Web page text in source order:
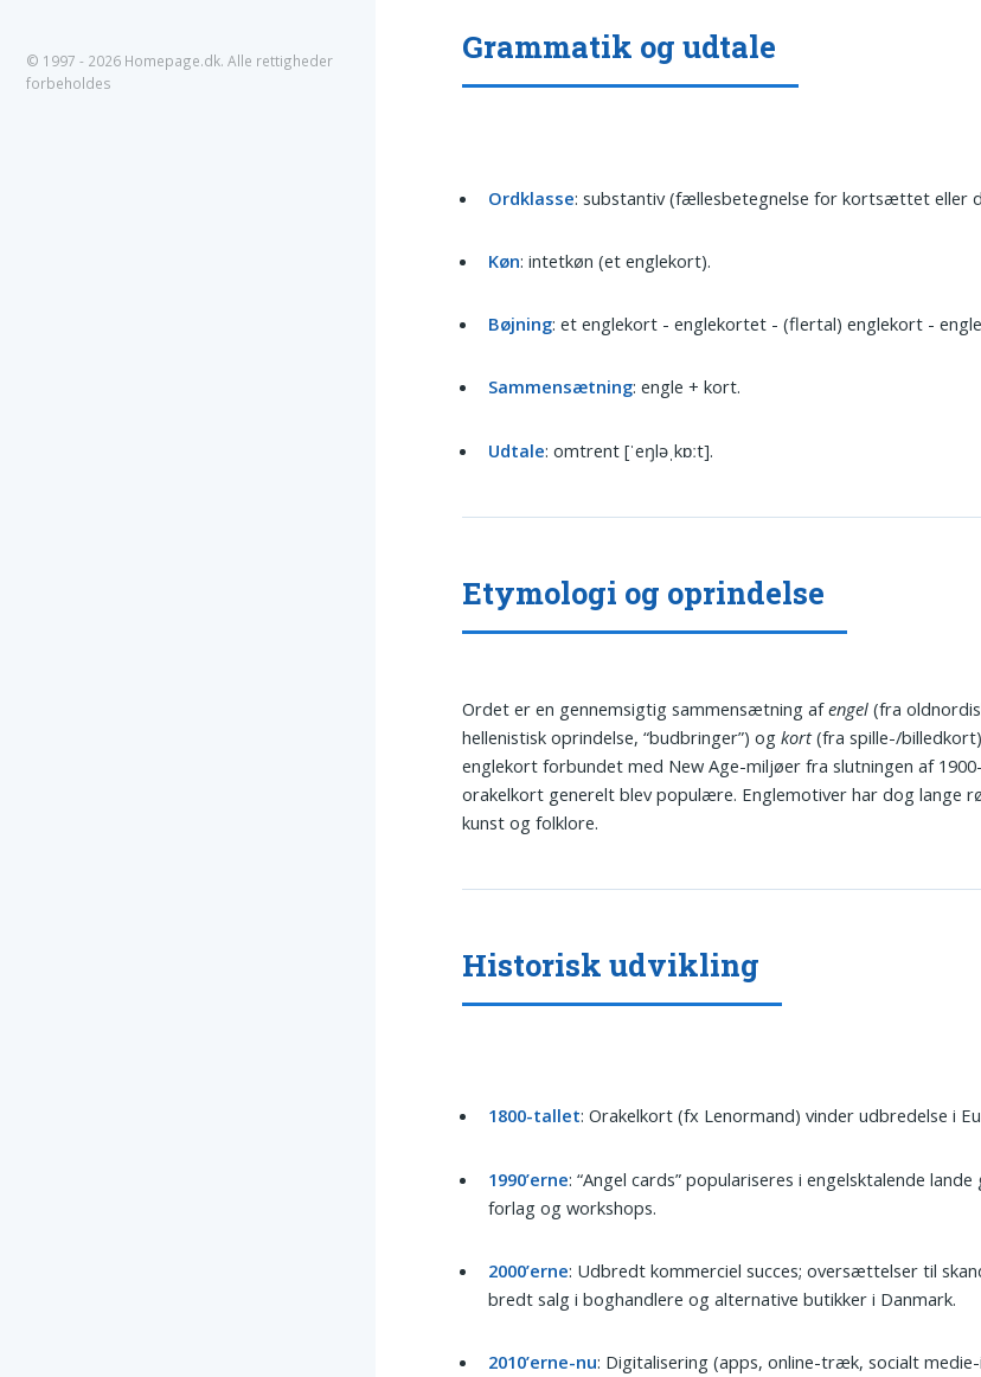
Grammatik og udtale
Ordklasse: substantiv (fællesbetegnelse for kortsættet eller
Køn: intetkøn (et englekort).
Bøjning: et englekort - englekortet - (flertal) englekort -
Sammensætning: engle + kort.
Udtale: omtrent [ˈeŋləˌkɒːt].
Etymologi og oprindelse
Ordet er en gennemsigtig sammensætning afengel (fra
hellenistisk oprindelse, “budbringer”) ogkort(fra spille-/
englekort forbundet med New Age-miljøer fra slutningen af
orakelkort generelt blev populære. Englemotiver har dog lange
kunst og folklore.
Historisk udvikling
1800-tallet: Orakelkort (fx Lenormand) vinder udbredelse i
1990’erne: “Angel cards” populariseres i engelsktalende
forlag og workshops.
2000’erne: Udbredt kommerciel succes; oversættelser til
bredt salg i boghandlere og alternative butikker i Danmark.
2010’erne-nu: Digitalisering (apps, online-træk, socialt
© 1997 - 2026 Homepage.dk. Alle rettigheder
forbeholdes